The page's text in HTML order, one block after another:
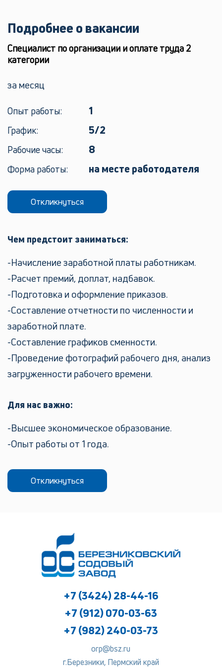
Подробнее о вакансии
Специалист по организации и оплате труда 2
категории
за месяц
Опыт работы: 1
График: 5/2
Рабочие часы: 8
Форма работы: на месте работодателя
Откликнуться
Чем предстоит заниматься:
Начисление заработной платы работникам.
Расчет премий, доплат, надбавок.
Подготовка и оформление приказов.
Составление отчетности по численности и
заработной плате.
Составление графиков сменности.
Проведение фотографий рабочего дня, анализ
загруженности рабочего времени.
Для нас важно:
Высшее экономическое образование.
Опыт работы от 1 года.
Откликнуться
+7 (3424) 28-44-16
+7 (912) 070-03-63
+7 (982) 240-03-73
orp@bsz.ru
г.Березники, Пермский край